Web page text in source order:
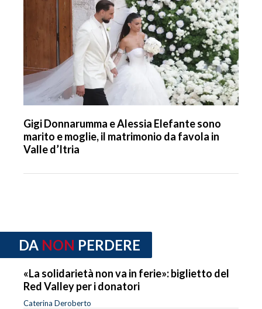
Gigi Donnarumma e Alessia Elefante sono
marito e moglie, il matrimonio da favola in
Valle d’Itria
DA NON PERDERE
«La solidarietà non va in ferie»: biglietto del
Red Valley per i donatori
Caterina Deroberto